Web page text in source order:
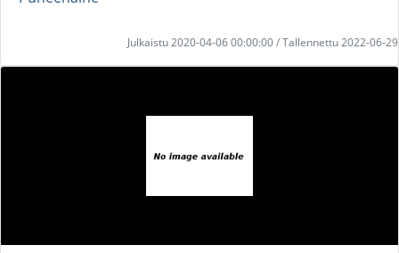
Julkaistu 2020-04-06 00:00:00 / Tallennettu 2022-06-29